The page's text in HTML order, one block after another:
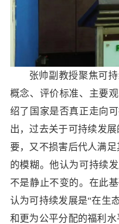
张帅副教授聚焦可
概念、评价标准、主要
绍了国家是否真正走向
出，过去关于可持续发
要，又不损害后代人满
的模糊。他认为可持续
不是静止不变的。在此
认为可持续发展是“在生
和更为公平分配的福利